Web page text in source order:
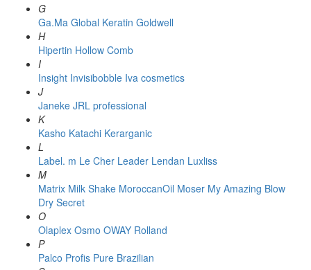
G
Ga.Ma Global Keratin Goldwell
H
Hipertin Hollow Comb
I
Insight Invisibobble Iva cosmetics
J
Janeke JRL professional
K
Kasho Katachi Kerarganic
L
Label. m Le Cher Leader Lendan Luxliss
M
Matrix Milk Shake MoroccanOil Moser My Amazing Blow
Dry Secret
O
Olaplex Osmo OWAY Rolland
P
Palco Profis Pure Brazilian